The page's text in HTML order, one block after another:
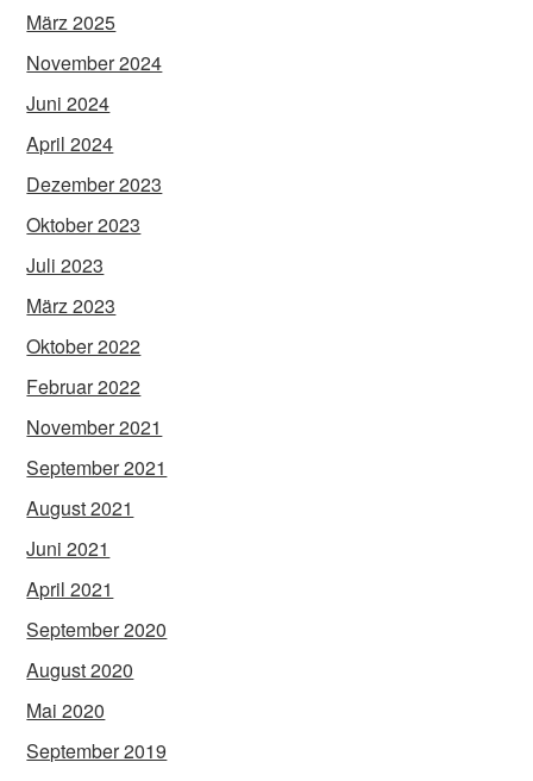
März 2025
November 2024
Juni 2024
April 2024
Dezember 2023
Oktober 2023
Juli 2023
März 2023
Oktober 2022
Februar 2022
November 2021
September 2021
August 2021
Juni 2021
April 2021
September 2020
August 2020
Mai 2020
September 2019